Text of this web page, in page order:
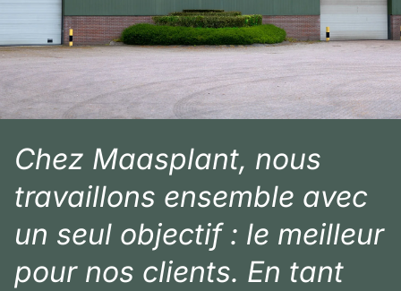
Chez Maasplant, nous
travaillons ensemble avec
un seul objectif : le meilleur
pour nos clients. En tant